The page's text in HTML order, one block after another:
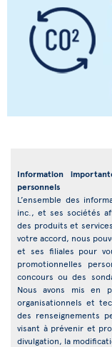
Information
personnels
L’ensemble des
inc., et ses sociétés
des produits et
votre accord, nous
et ses filiales pour
promotionnelles
concours ou des
Nous avons mis en
organisationnels et
des renseignements
visant à prévenir et
divulgation, la